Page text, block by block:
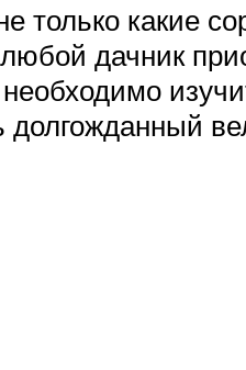
только какие
дачник
долгожданный